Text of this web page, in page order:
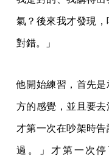
氣？後來我才發現
對錯。」
他開始練習，首先
方的感覺，並且要
才第一次在吵架時
過。」才第一次